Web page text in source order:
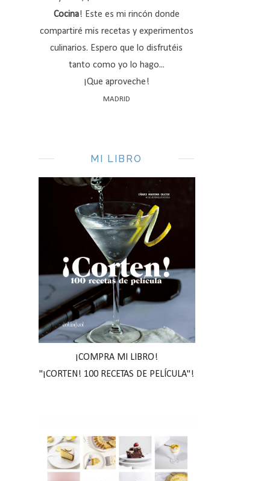
Cocina! Este es mi rincón donde
compartiré mis recetas y experimentos
culinarios. Espero que lo disfrutéis
tanto como yo lo hago...
¡Que aproveche!
MADRID
MI LIBRO
¡COMPRA MI LIBRO!
"¡CORTEN! 100 RECETAS DE PELÍCULA"!